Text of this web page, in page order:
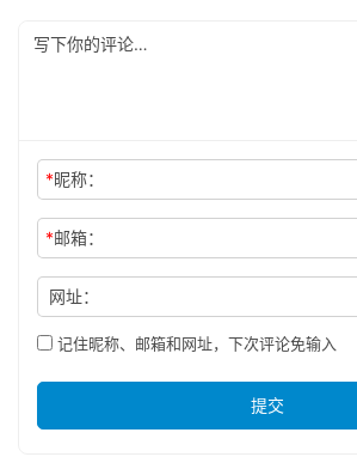
*昵称：
*邮箱：
网址：
记住昵称、邮箱和网址，下次评论免输入
提交